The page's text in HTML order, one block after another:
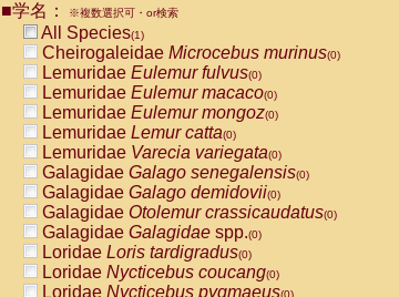
CebidaeCebus nigrivittatus
CebidaeCebus
CebidaeSaimiri boliviensis(0)
CebidaeSaimiri sciureus(0)
AtelidaeAlouatta caraya(0)
AtelidaeAlouatta fusca(0)
AtelidaeAlouatta seniculus
AtelidaeAlouattaspp.(0)
AtelidaeAteles belzebuth(0)
AtelidaeAteles geoffroyi(0)
AtelidaeAteles paniscus(0)
AtelidaeAtelesspp.(0)
Atelidae Lagothrix lagothricha
AtelidaeLagothrix lagothricha cana
PitheciidaeCacajao calvus rubicundus
■学名： ※複数選択可・or検索
All Species(1)
Cheirogaleidae Microcebus murinus(0)
Lemuridae Eulemur fulvus(0)
Lemuridae Eulemur macaco(0)
Lemuridae Eulemur mongoz(0)
Lemuridae Lemur catta(0)
Lemuridae Varecia variegata(0)
Galagidae Galago senegalensis(0)
Galagidae Galago demidovii(0)
Galagidae Otolemur crassicaudatus(0)
Galagidae Galagidae spp.(0)
Loridae Loris tardigradus(0)
Loridae Nycticebus coucang(0)
Loridae Nycticebus pygmaeus(0)